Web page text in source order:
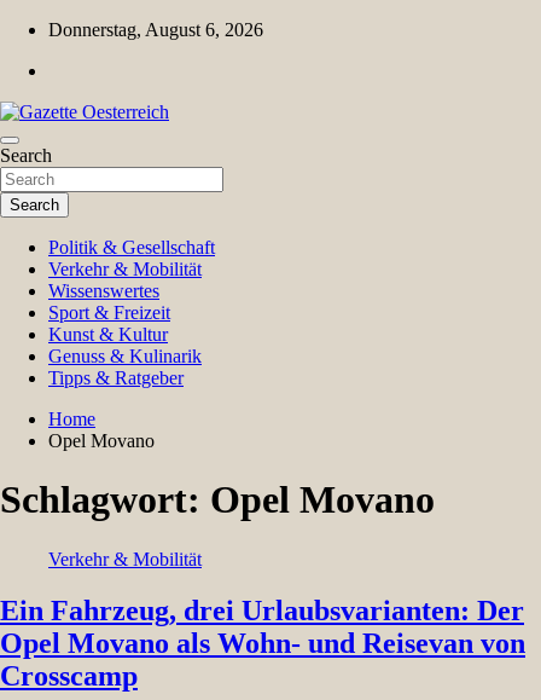
Skip
content
Donnerstag, August 6, 2026
Gazette Oesterreich
Magazin für Freizeit, Politik, Kultur & Wissenschaft
Search
Search
Politik & Gesellschaft
Verkehr & Mobilität
Wissenswertes
Sport & Freizeit
Kunst & Kultur
Genuss & Kulinarik
Tipps & Ratgeber
Home
Opel Movano
Schlagwort: Opel Movano
Verkehr & Mobilität
Ein Fahrzeug, drei Urlaubsvarianten: Der
Opel Movano als Wohn- und Reisevan von
Crosscamp